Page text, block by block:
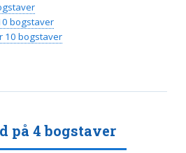
på 4 bogstaver
bogstaver
10 bogstaver